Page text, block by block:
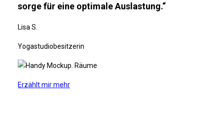
sorge für eine optimale Auslastung.“
Lisa S.
Yogastudiobesitzerin
Erzählt mir mehr